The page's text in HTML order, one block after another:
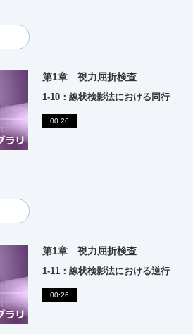
第1章 視力屈折検査
1-10：線状検影法における同行
00:26
第1章 視力屈折検査
1-11：線状検影法における逆行
00:26